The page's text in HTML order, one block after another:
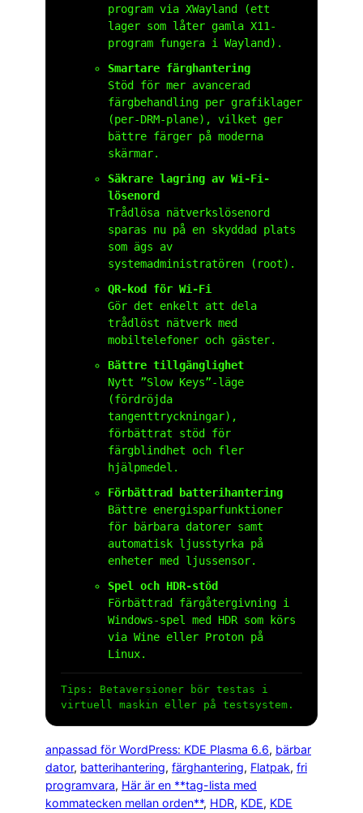
program via XWayland (ett
lager som låter gamla X11-
program fungera i Wayland).
Smartare färghantering
Stöd för mer avancerad
färgbehandling per grafiklager
(per-DRM-plane), vilket ger
bättre färger på moderna
skärmar.
Säkrare lagring av Wi-Fi-
lösenord
Trådlösa nätverkslösenord
sparas nu på en skyddad plats
som ägs av
systemadministratören (root).
QR-kod för Wi-Fi
Gör det enkelt att dela
trådlöst nätverk med
mobiltelefoner och gäster.
Bättre tillgänglighet
Nytt ”Slow Keys”-läge
(fördröjda
tangenttryckningar),
förbättrat stöd för
färgblindhet och fler
hjälpmedel.
Förbättrad batterihantering
Bättre energisparfunktioner
för bärbara datorer samt
automatisk ljusstyrka på
enheter med ljussensor.
Spel och HDR-stöd
Förbättrad färgåtergivning i
Windows-spel med HDR som körs
via Wine eller Proton på
Linux.
Tips: Betaversioner bör testas i
virtuell maskin eller på testsystem.
anpassad för WordPress: KDE Plasma 6.6, bärbar
dator, batterihantering, färghantering, Flatpak, fri
programvara, Här är en **tag-lista med
kommatecken mellan orden**, HDR, KDE, KDE